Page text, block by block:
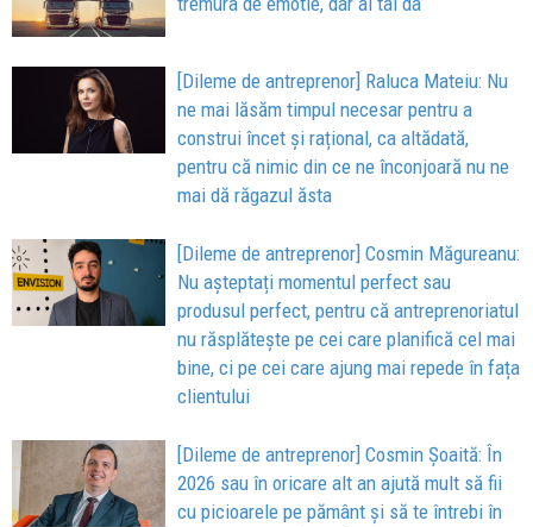
[Dileme de antreprenor] Raluca Mateiu: Nu
ne mai lăsăm timpul necesar pentru a
construi încet și rațional, ca altădată,
pentru că nimic din ce ne înconjoară nu ne
mai dă răgazul ăsta
[Dileme de antreprenor] Cosmin Măgureanu:
Nu așteptați momentul perfect sau
produsul perfect, pentru că antreprenoriatul
nu răsplătește pe cei care planifică cel mai
bine, ci pe cei care ajung mai repede în fața
clientului
[Dileme de antreprenor] Cosmin Șoaită: În
2026 sau în oricare alt an ajută mult să fii
cu picioarele pe pământ și să te întrebi în